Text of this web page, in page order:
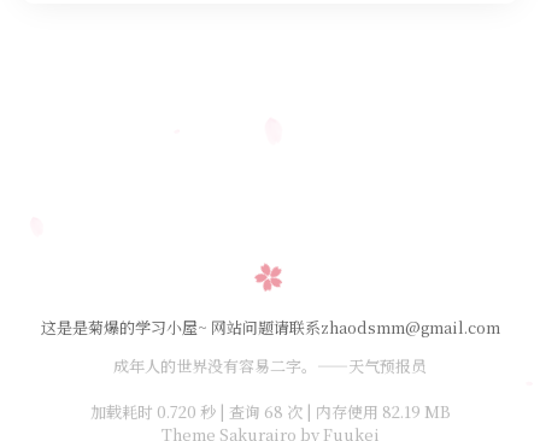
这是是菊爆的学习小屋~ 网站问题请联系zhaodsmm@gmail.com
成年人的世界没有容易二字。——天气预报员
加载耗时 0.720 秒 | 查询 68 次 | 内存使用 82.19 MB
Theme Sakurairo by Fuukei